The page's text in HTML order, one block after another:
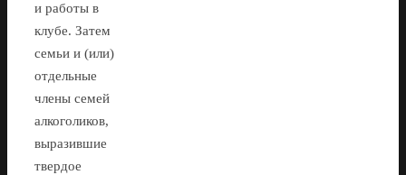
и работы в
клубе. Затем
семьи и (или)
отдельные
члены семей
алкоголиков,
выразившие
твердое